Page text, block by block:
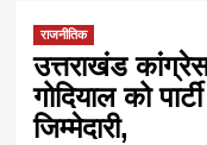
राजनीतिक
उत्तराखंड
गोदियाल को
जिम्मेदारी,